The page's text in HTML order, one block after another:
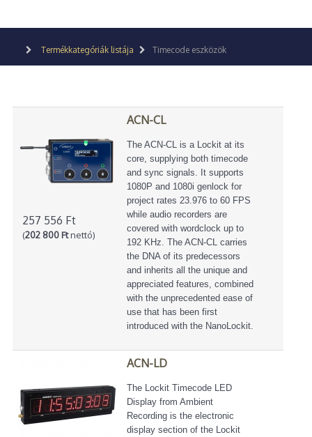
Termékkategóriák listája Timecode eszközök
257 556 Ft
(202 800 Ftnettó)
ACN-CL
The ACN-CL is a Lockit at its
core, supplying both timecode
and sync signals. It supports
1080P and 1080i genlock for
project rates 23.976 to 60 FPS
while audio recorders are
covered with wordclock up to
192 KHz. The ACN-CL carries
the DNA of its predecessors
and inherits all the unique and
appreciated features, combined
with the unprecedented ease of
use that has been first
introduced with the NanoLockit.
ACN-LD
The Lockit Timecode LED
Display from Ambient
Recording is the electronic
display section of the Lockit